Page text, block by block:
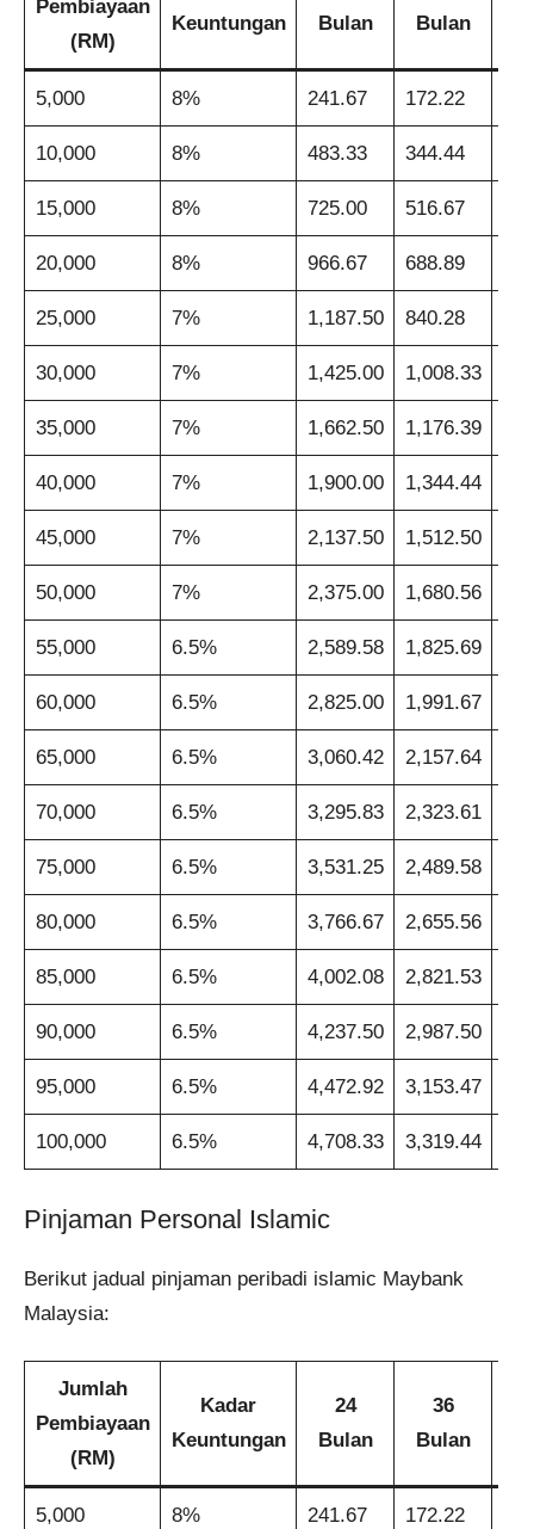
Pembiayaan
(RM)
Keuntungan
Bulan
Bulan
5,000 8% 241.67 172.22
10,000 8% 483.33 344.44
15,000 8% 725.00 516.67
20,000 8% 966.67 688.89
25,000 7% 1,187.50 840.28
30,000 7% 1,425.00 1,008.33
35,000 7% 1,662.50 1,176.39
40,000 7% 1,900.00 1,344.44
45,000 7% 2,137.50 1,512.50
50,000 7% 2,375.00 1,680.56
55,000 6.5% 2,589.58 1,825.69
60,000 6.5% 2,825.00 1,991.67
65,000 6.5% 3,060.42 2,157.64
70,000 6.5% 3,295.83 2,323.61
75,000 6.5% 3,531.25 2,489.58
80,000 6.5% 3,766.67 2,655.56
85,000 6.5% 4,002.08 2,821.53
90,000 6.5% 4,237.50 2,987.50
95,000 6.5% 4,472.92 3,153.47
100,000 6.5% 4,708.33 3,319.44
Pinjaman Personal Islamic
Berikut jadual pinjaman peribadi islamic Maybank
Malaysia:
Jumlah
Pembiayaan
(RM)
Kadar
Keuntungan
24
Bulan
36
Bulan
5,000 8% 241.67 172.22